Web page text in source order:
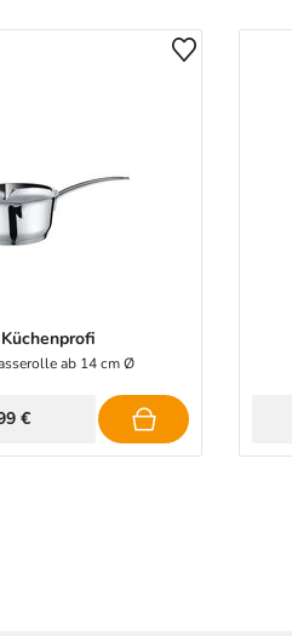
Küchenprofi
ab 14 cm Ø
€